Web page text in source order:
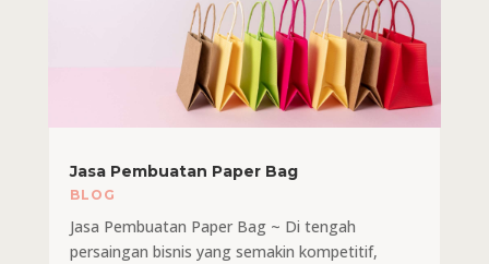
Jasa Pembuatan Paper Bag
BLOG
Jasa Pembuatan Paper Bag ~ Di tengah
persaingan bisnis yang semakin kompetitif,